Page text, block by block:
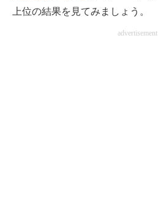
好きが集まる 比べて選べる
上位の結果を見てみましょう。
advertisement